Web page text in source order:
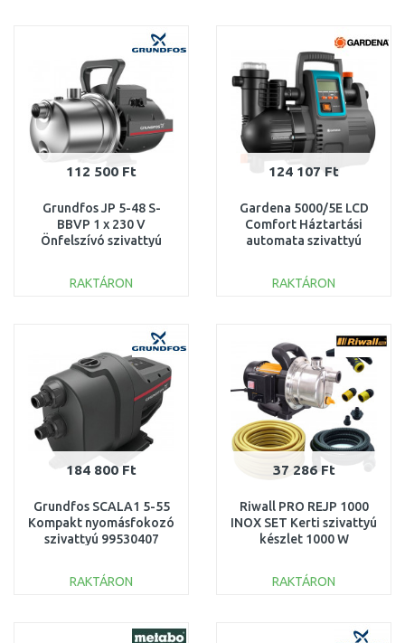
Összehasonlítás
112 500 Ft
Grundfos JP 5-48 S-
BBVP 1 x 230 V
Önfelszívó szivattyú
RAKTÁRON
124 107 Ft
Gardena 5000/5E LCD
Comfort Háztartási
automata szivattyú
20
RAKTÁRON
Összehasonlítás
184 800 Ft
Grundfos SCALA1 5-55
Kompakt nyomásfokozó
szivattyú 99530407
RAKTÁRON
Összehasonlítás
37 286 Ft
Riwall PRO REJP 1000
INOX SET Kerti szivattyú
készlet 1000 W
RAKTÁRON